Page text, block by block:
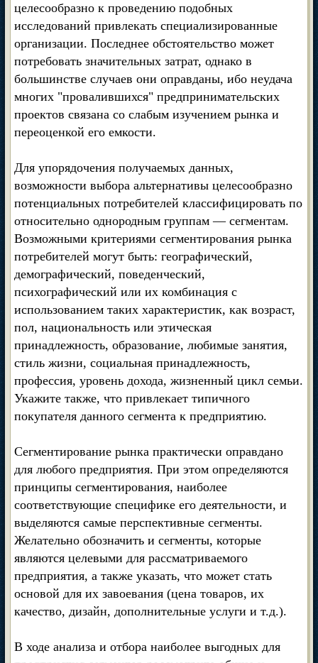
целесообразно к проведению подобных
исследований привлекать специализированные
организации. Последнее обстоятельство может
потребовать значительных затрат, однако в
большинстве случаев они оправданы, ибо неудача
многих "провалившихся" предпринимательских
проектов связана со слабым изучением рынка и
переоценкой его емкости.
Для упорядочения получаемых данных,
возможности выбора альтернативы целесообразно
потенциальных потребителей классифицировать по
относительно однородным группам — сегментам.
Возможными критериями сегментирования рынка
потребителей могут быть: географический,
демографический, поведенческий,
психографический или их комбинация с
использованием таких характеристик, как возраст,
пол, национальность или этическая
принадлежность, образование, любимые занятия,
стиль жизни, социальная принадлежность,
профессия, уровень дохода, жизненный цикл семьи.
Укажите также, что привлекает типичного
покупателя данного сегмента к предприятию.
Сегментирование рынка практически оправдано
для любого предприятия. При этом определяются
принципы сегментирования, наиболее
соответствующие специфике его деятельности, и
выделяются самые перспективные сегменты.
Желательно обозначить и сегменты, которые
являются целевыми для рассматриваемого
предприятия, а также указать, что может стать
основой для их завоевания (цена товаров, их
качество, дизайн, дополнительные услуги и т.д.).
В ходе анализа и отбора наиболее выгодных для